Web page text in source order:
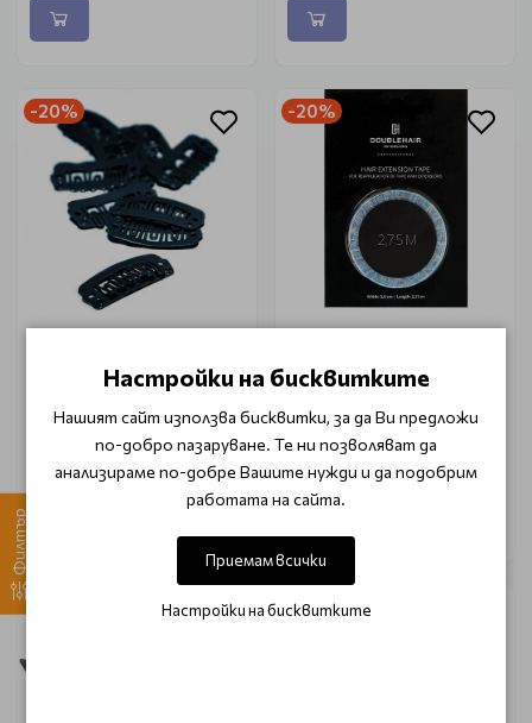
Филтър
-20%
Balmain Double Hair Clips
10бр/пак
€ 16.00 (31.29 лв.)
€ 20.00 (39.12 лв.)
-20%
Balmain Hair Extension
Tape
€ 17.60 (34.42 лв.)
€ 22.00 (43.03 лв.)
-20%
Настройки на бисквитките
Нашият сайт използва бисквитки, за да Ви предложи
по-добро пазаруване. Те ни позволяват да
анализираме по-добре Вашите нужди и да подобрим
работата на сайта.
Приемам всички
Настройки на бисквитките